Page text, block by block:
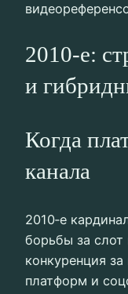
2010‑е:
и
Когда
канала
2010‑е
борьбы за слот
конкуренция
платформ и